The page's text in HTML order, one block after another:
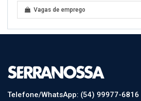
Vagas de emprego
Telefone/WhatsApp: (54) 99977-6816